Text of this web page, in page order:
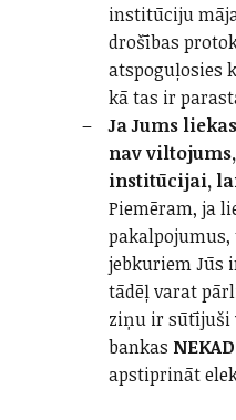
institūciju
drošības
atspoguļosies
kā tas ir
Ja Jums
nav
institūcijai,
Piemēram, ja
pakalpojumus,
jebkuriem Jūs
tādēļ varat
ziņu ir sūtījuši
bankas NEKAD
apstiprināt